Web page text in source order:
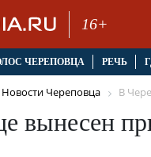
16+
ЧЕРЕПОВЦА РЕЧЬ
Новости Череповца В
вынесен